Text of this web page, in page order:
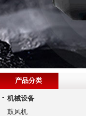
产品分类
机械设备
鼓风机